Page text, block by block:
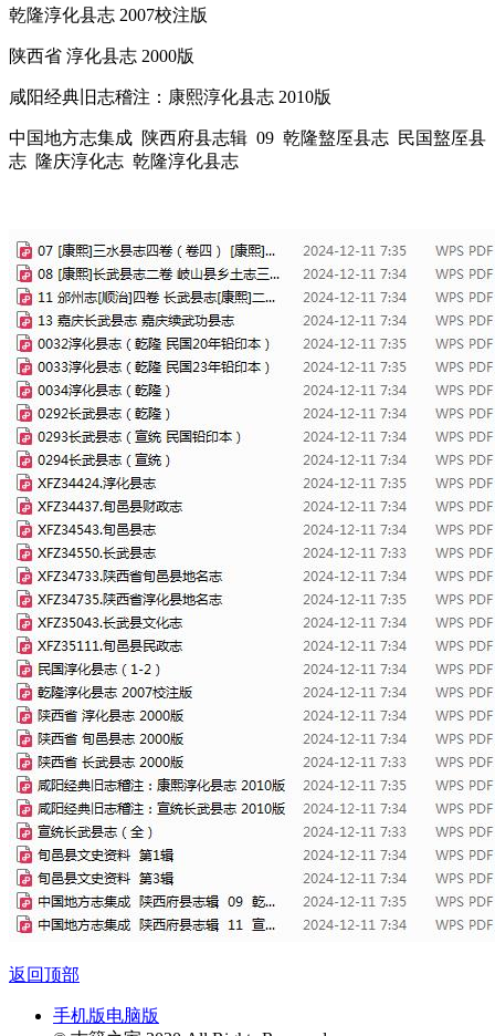
乾隆淳化县志 2007校注版
陕西省 淳化县志 2000版
咸阳经典旧志稽注：康熙淳化县志 2010版
中国地方志集成 陕西府县志辑 09 乾隆盩厔县志 民国盩厔县
志 隆庆淳化志 乾隆淳化县志
返回顶部
手机版电脑版